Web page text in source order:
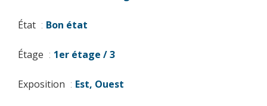
État Bon état
Étage 1er étage / 3
Exposition Est, Ouest